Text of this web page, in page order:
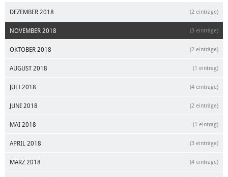
DEZEMBER 2018 (2 einträge)
NOVEMBER 2018 (3 einträge)
OKTOBER 2018 (2 einträge)
AUGUST 2018 (1 eintrag)
JULI 2018 (4 einträge)
JUNI 2018 (2 einträge)
MAI 2018 (1 eintrag)
APRIL 2018 (3 einträge)
MÄRZ 2018 (4 einträge)